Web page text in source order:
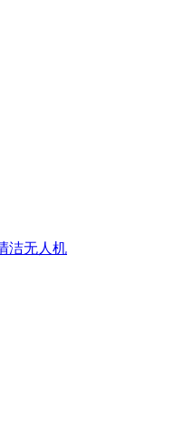
洁无人机